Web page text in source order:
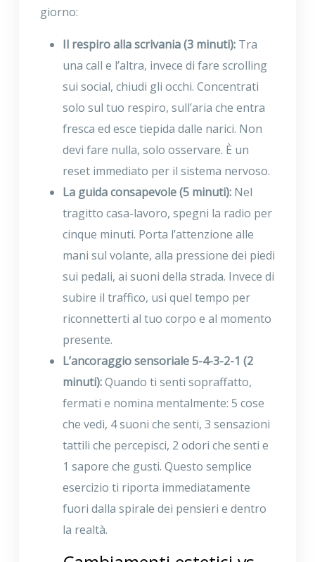
giorno:
Il respiro alla scrivania (3 minuti): Tra
una call e l’altra, invece di fare scrolling
sui social, chiudi gli occhi. Concentrati
solo sul tuo respiro, sull’aria che entra
fresca ed esce tiepida dalle narici. Non
devi fare nulla, solo osservare. È un
reset immediato per il sistema nervoso.
La guida consapevole (5 minuti): Nel
tragitto casa-lavoro, spegni la radio per
cinque minuti. Porta l’attenzione alle
mani sul volante, alla pressione dei piedi
sui pedali, ai suoni della strada. Invece di
subire il traffico, usi quel tempo per
riconnetterti al tuo corpo e al momento
presente.
L’ancoraggio sensoriale 5-4-3-2-1 (2
minuti):Quando ti senti sopraffatto,
fermati e nomina mentalmente: 5 cose
che vedi, 4 suoni che senti, 3 sensazioni
tattili che percepisci, 2 odori che senti e
1 sapore che gusti. Questo semplice
esercizio ti riporta immediatamente
fuori dalla spirale dei pensieri e dentro
la realtà.